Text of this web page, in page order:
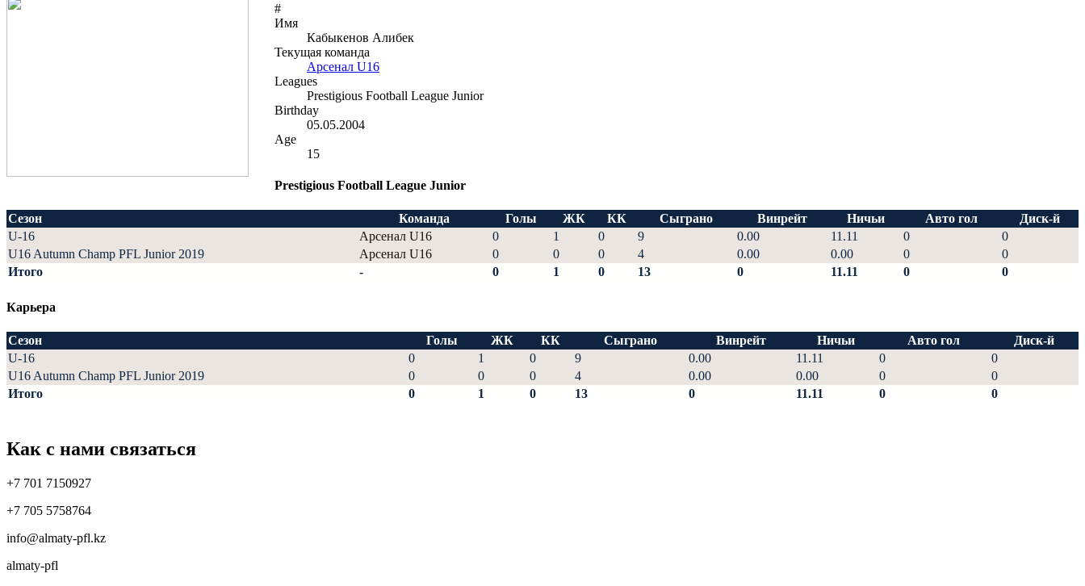
#
Имя
Кабыкенов Алибек
Текущая команда
Арсенал U16
Leagues
Prestigious Football League Junior
Birthday
05.05.2004
Age
15
Prestigious Football League Junior
Сезон Команда Голы ЖК КК Сыграно Винрейт Ничьи Авто гол
Диск-й
U-16
Арсенал U16 0 1 0 9 0.00 11.11 0
0
U16 Autumn Champ PFL Junior 2019
Арсенал U16 0 0 0 4 0.00 0.00 0
0
Итого
- 0 1 0 13 0 11.11 0 0
Карьера
Сезон Голы ЖК КК Сыграно Винрейт Ничьи Авто гол
Диск-й
U-16
0 1 0 9 0.00 11.11 0
0
U16 Autumn Champ PFL Junior 2019
0 0 0 4 0.00 0.00 0
0
Итого
0 1 0 13 0 11.11 0 0
Как с нами связаться
+7 701 7150927
+7 705 5758764
info@almaty-pfl.kz
almaty-pfl